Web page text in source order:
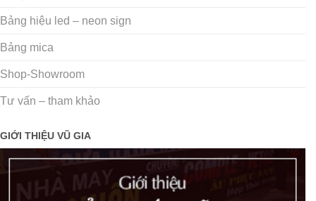
Bảng hiệu led – neon sign
Bảng mica
Shop-Showroom
Tư vấn – tham khảo
GIỚI THIỆU VŨ GIA